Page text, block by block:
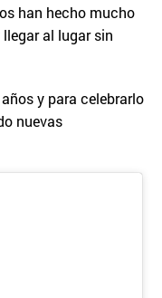
han hecho mucho
al lugar sin
y para celebrarlo
nuevas